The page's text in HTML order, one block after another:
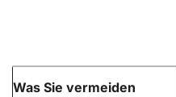
Was Sie vermeiden